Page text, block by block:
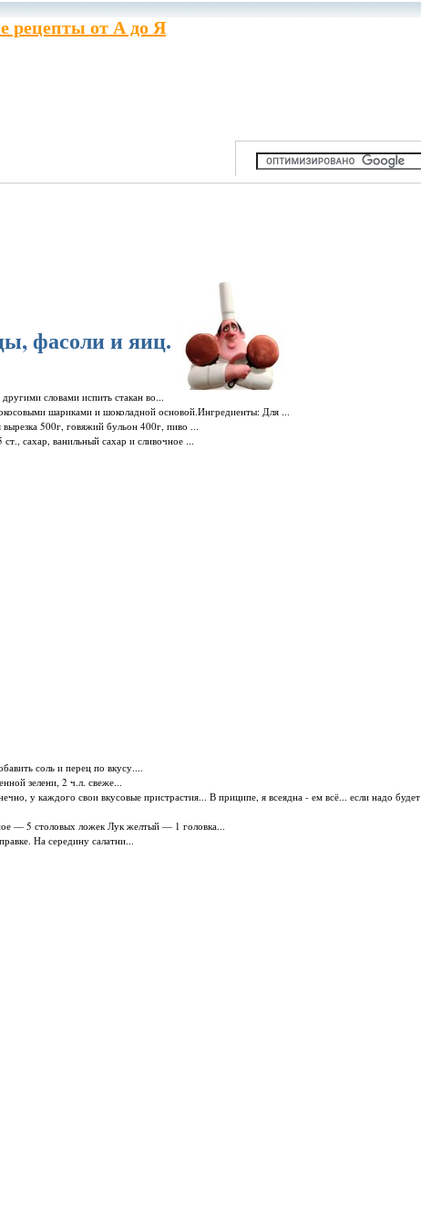
рецепты от А до Я
фасоли и яиц.
словами испить стакан во...
шариками и шоколадной основой.Ингредиенты: Для ...
500г, говяжий бульон 400г, пиво ...
сахар, ванильный сахар и сливочное ...
соль и перец по вкусу....
зелени, 2 ч.л. свеже...
у каждого свои вкусовые пристрастия... В приципе, я всеядна - ем всё... если надо будет
— 5 столовых ложек Лук желтый — 1 головка...
На середину салатни...